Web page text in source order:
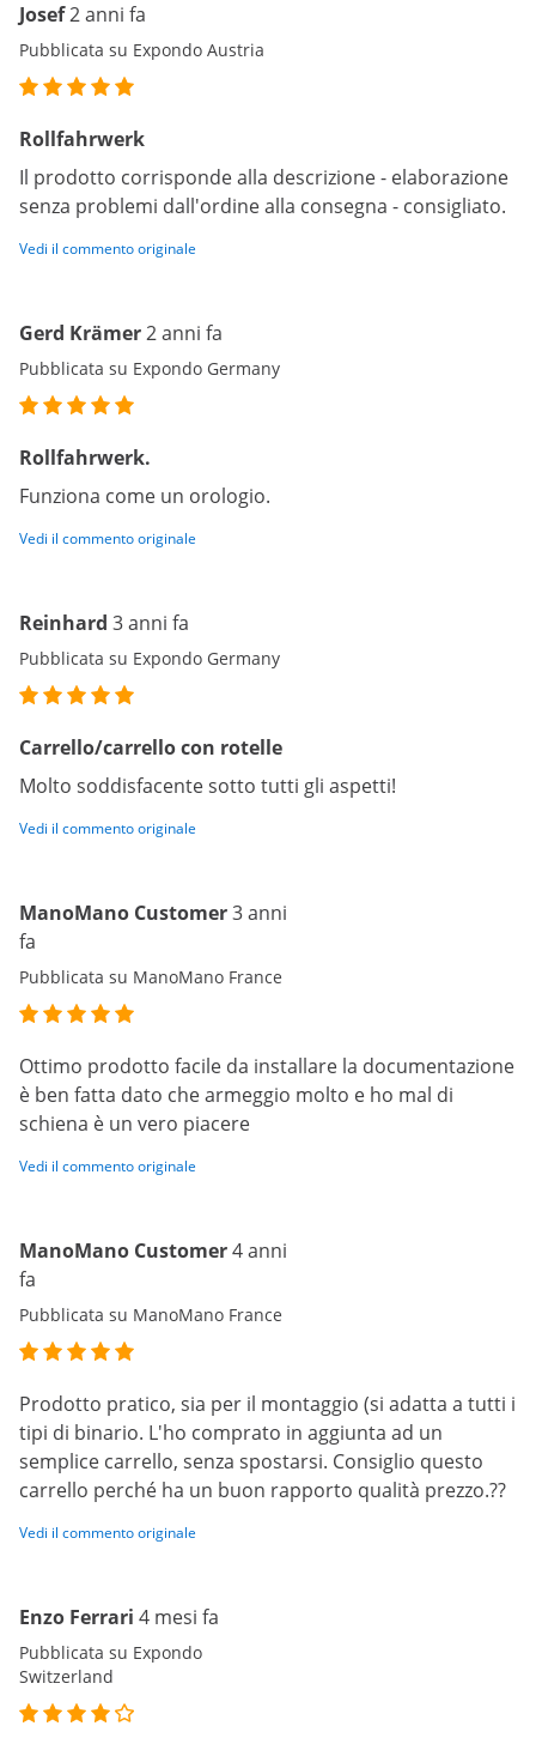
Josef2 anni fa
Pubblicata su Expondo Austria
Rollfahrwerk
Il prodotto corrisponde alla descrizione - elaborazione
senza problemi dall'ordine alla consegna - consigliato.
Vedi il commento originale
Gerd Krämer2 anni fa
Pubblicata su Expondo Germany
Rollfahrwerk.
Funziona come un orologio.
Vedi il commento originale
Reinhard 3 anni fa
Pubblicata su Expondo Germany
Carrello/carrello con rotelle
Molto soddisfacente sotto tutti gli aspetti!
Vedi il commento originale
ManoMano Customer3 anni
fa
Pubblicata su ManoMano France
Ottimo prodotto facile da installare la documentazione
è ben fatta dato che armeggio molto e ho mal di
schiena è un vero piacere
Vedi il commento originale
ManoMano Customer4 anni
fa
Pubblicata su ManoMano France
Prodotto pratico, sia per il montaggio (si adatta a tutti i
tipi di binario. L'ho comprato in aggiunta ad un
semplice carrello, senza spostarsi. Consiglio questo
carrello perché ha un buon rapporto qualità prezzo.??
Vedi il commento originale
Enzo Ferrari 4 mesi fa
Pubblicata su Expondo
Switzerland